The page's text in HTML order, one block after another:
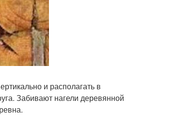
и располагать в
Забивают нагели деревянной